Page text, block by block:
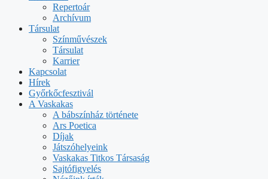
Repertoár
Archívum
Társulat
Színművészek
Társulat
Karrier
Kapcsolat
Hírek
Győrkőcfesztivál
A Vaskakas
A bábszínház története
Ars Poetica
Díjak
Játszóhelyeink
Vaskakas Titkos Társaság
Sajtófigyelés